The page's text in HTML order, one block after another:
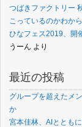
つばきファクトリー
こっているのかわか
ひなフェス2019、開
うーん より
最近の投稿
グループを超えたメ
か
宮本佳林、AIととも